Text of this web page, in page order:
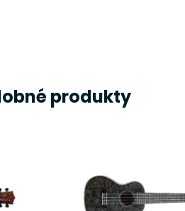
produkty